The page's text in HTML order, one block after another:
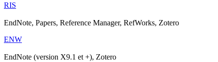
RIS
EndNote, Papers, Reference Manager, RefWorks, Zotero
ENW
EndNote (version X9.1 et +), Zotero